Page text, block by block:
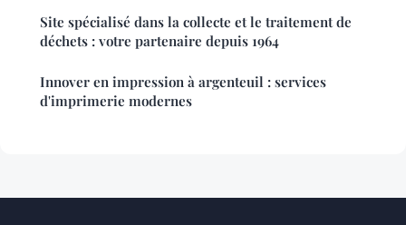
Site spécialisé dans la collecte et le traitement de
déchets : votre partenaire depuis 1964
Innover en impression à argenteuil : services
d'imprimerie modernes